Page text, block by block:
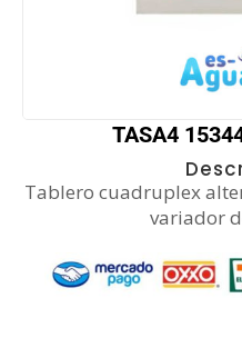
TASA4
Tablero cuadruplex
variador